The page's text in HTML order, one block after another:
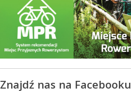
Znajdź nas na Facebooku